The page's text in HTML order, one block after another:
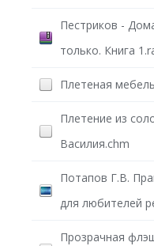
Пестриков -
только. Книга
Плетеная
Плетение из
Василия.chm
Потапов Г.В.
для любителей
Прозрачная